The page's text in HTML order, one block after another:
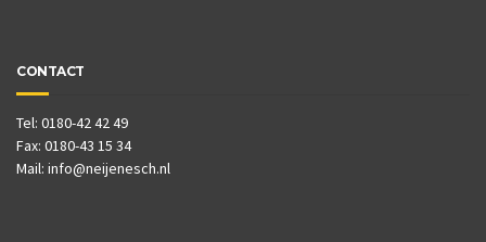
CONTACT
Tel: 0180-42 42 49
Fax: 0180-43 15 34
Mail: info@neijenesch.nl